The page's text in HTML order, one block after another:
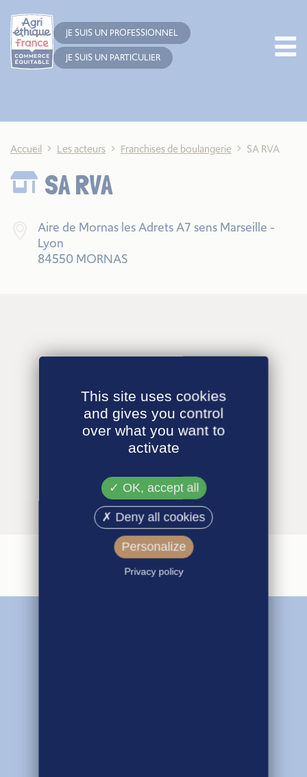
JE SUIS UN PROFESSIONNEL
JE SUIS UN PARTICULIER
Accueil Les acteurs Franchises de boulangerie SA RVA
SA RVA
Aire de Mornas les Adrets A7 sens Marseille -
Lyon
84550 MORNAS
This site uses cookies
and gives you control
over what you want to
activate
OK, accept all
Deny all cookies
Personalize
Privacy policy